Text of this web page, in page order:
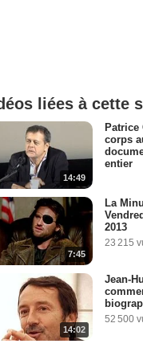
liées à cette
14:49
Patrice
corps
entier
7:45
La
2013
23 215
14:02
Jean-
52 500